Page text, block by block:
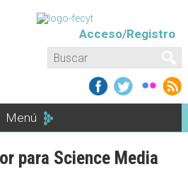
Acceso/Registro
Formulario de búsqueda
Buscar
Menú
para Science Media